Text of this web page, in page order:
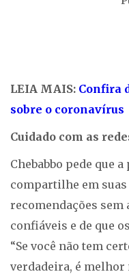
LEIA MAIS: Confira
sobre o coronavírus
Cuidado com as
Chebabbo pede que
compartilhe em
recomendações sem
confiáveis e de que
“Se você não tem
verdadeira, é melhor